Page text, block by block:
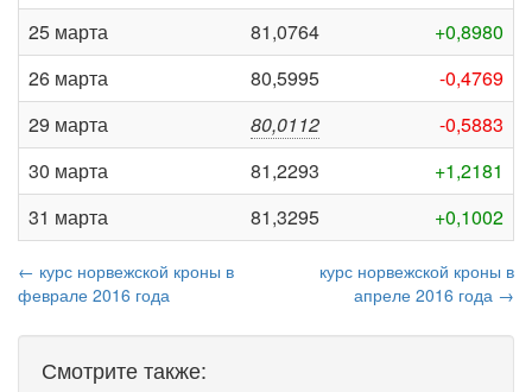
25 марта
81,0764
+0,8980
26 марта
80,5995
-0,4769
29 марта
80,0112
-0,5883
30 марта
81,2293
+1,2181
31 марта
81,3295 +0,1002
← курс норвежской кроны в
феврале 2016 года
курс норвежской кроны в
апреле 2016 года →
Смотрите также: